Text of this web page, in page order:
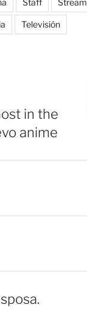
Staff Stream
Televisión
in the
anime